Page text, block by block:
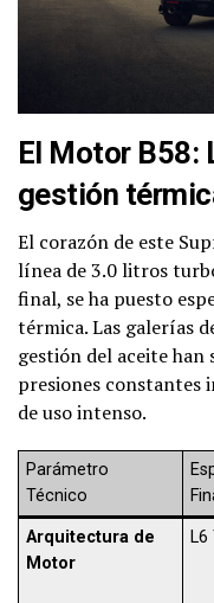
El Motor B58:
gestión
El corazón de este
línea de 3.0 litros
final, se ha puesto
térmica. Las galerías
gestión del aceite
presiones constantes
de uso intenso.
Parámetro
Técnico
Arquitectura de
Motor
L6